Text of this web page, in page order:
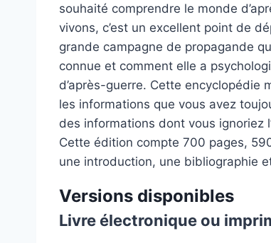
souhaité comprendre le monde
vivons, c’est un excellent point de
grande campagne de propagande
connue et comment elle a
d’après-guerre. Cette encyclopédie
les informations que vous avez
des informations dont vous ignoriez
Cette édition compte 700 pages,
une introduction, une bibliographie
Versions disponibles
Livre électronique ou